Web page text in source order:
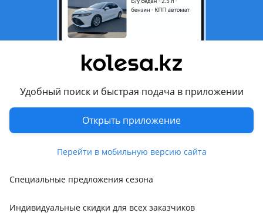
Удобный поиск и быстрая подача в приложении
Открыть приложение
Перейти в мобильную версию сайта
Квадроцикл Avantis Forester 200 — это не просто
квадроцикл, это верный проводник в мир приключений,
созданный для тех, кто жаждет исследовать лесные тропы
и покорять бездорожье. Этот аппарат сочетает в себе
надежность, мощность и комфорт, делая каждую поездку
Возможность оформления кредита или рассрочки.
Если не получается взять кредит, то можете оформить
РАССРОЧКУ ОТ МАГАЗИНА
Специальные предложения сезона
Индивидуальные скидки для всех заказчиков